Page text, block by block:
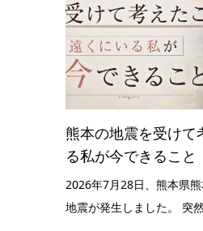
熊本の地震を受けて
る私が今できること
2026年7月28日、熊本県
地震が発生しました。 突